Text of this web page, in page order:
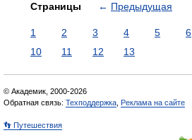
Страницы ← Предыдущая
1 2 3 4 5 6
10
11 12 13
© Академик, 2000-2026
Обратная связь: Техподдержка Реклама на сайте
👣 Путешествия